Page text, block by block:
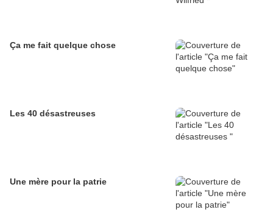
Ça me fait quelque chose
Les 40 désastreuses
Une mère pour la patrie